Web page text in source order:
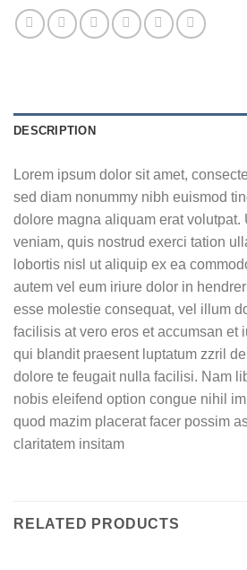
DESCRIPTION
Lorem ipsum dolor sit amet,
sed diam nonummy nibh euismod
dolore magna aliquam erat volutpat.
veniam, quis nostrud exerci tation
lobortis nisl ut aliquip ex ea
autem vel eum iriure dolor in
esse molestie consequat, vel illum
facilisis at vero eros et accumsan et
qui blandit praesent luptatum zzril
dolore te feugait nulla facilisi. Nam
nobis eleifend option congue nihil
quod mazim placerat facer possim
claritatem insitam
RELATED PRODUCTS